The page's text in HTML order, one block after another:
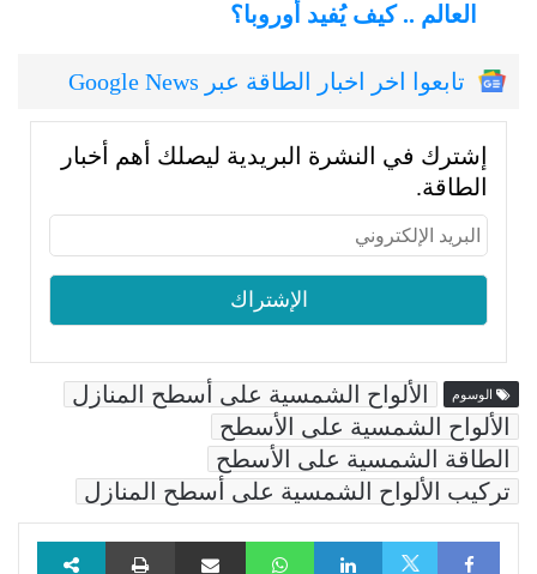
العالم .. كيف يُفيد أوروبا؟
تابعوا اخر اخبار الطاقة عبر Google News
إشترك في النشرة البريدية ليصلك أهم أخبار
الطاقة.
الوسوم
الألواح الشمسية على أسطح المنازل
الألواح الشمسية على الأسطح
الطاقة الشمسية على الأسطح
تركيب الألواح الشمسية على أسطح المنازل
Facebook
LinkedIn
WhatsAppمشاركة عبر البريد طباعة